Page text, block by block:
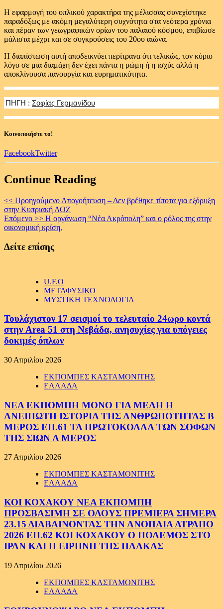
Η εφαρμογή του οπλικού χαρακτήρα της μέλισσας συνεχίστηκε
παραδόξως με ακόμη μεγαλύτερη συχνότητα στα νεότερα χρόνια
και πέραν των γεωγραφικών ορίων του παλαιού κόσμου, επιβίωσε
μάλιστα μέχρι και σε συγκρούσεις του 20ου αιώνα.
Η διαπίστωση αυτή αποδεικνύει περίτρανα ότι τελικώς, τον κύριο
λόγο σε μια διαμάχη δεν έχει πάντα η ρώμη ή η ισχύς αλλά η
αποκλίνουσα πανουργία και ευρηματικότητα.
ΠΗΓΗ : Σοφίας Γερμανίδου
Κοινοποιήστε το!
FacebookTwitter
Continue Reading
<< Προηγούμενο Απογοήτευση – Δεν βρέθηκε τίποτα για εξόρυξη
στην Κυπριακή ΑΟΖ
Επόμενο >> Η οργάνωση “Νέα Ακρόπολη” και ο ρόλος της στην
οικονομική κρίση.
Δείτε επίσης
U.F.O
ΜΕΤΑΦΥΣΙΚΟ
ΜΥΣΤΙΚΗ ΤΕΧΝΟΛΟΓΙΑ
Τουλάχιστον 17 σεισμοί το τελευταίο 24ωρο κοντά
στην Area 51 στη Νεβάδα, ανησυχίες για υπόγειες
δοκιμές όπλων
30 Απριλίου 2026
ΕΚΠΟΜΠΕΣ ΚΑΣΤΑΜΟΝΙΤΗΣ
ΕΛΛΑΔΑ
ΝΕΑ ΕΚΠΟΜΠΗ ΜΟΝΟ ΓΙΑ ΜΕΛΗ Η
ΑΝΕΙΠΩΤΗ ΙΣΤΟΡΙΑ ΤΗΣ ΑΝΘΡΩΠΟΤΗΤΑΣ Β
ΜΕΡΟΣ ΕΠ.61 ΤΑ ΠΡΩΤΟΚΟΛΛΑ ΤΩΝ ΣΟΦΩΝ
ΤΗΣ ΣΙΩΝ Α ΜΕΡΟΣ
27 Απριλίου 2026
ΕΚΠΟΜΠΕΣ ΚΑΣΤΑΜΟΝΙΤΗΣ
ΕΛΛΑΔΑ
ΚΟΙ ΚΟΧΑΚΟΥ ΝΕΑ ΕΚΠΟΜΠΗ
ΠΡΟΣΒΑΣΙΜΗ ΣΕ ΟΛΟΥΣ ΠΡΕΜΙΕΡΑ ΣΗΜΕΡΑ
23.15 ΔΙΑΒΑΙΝΟΝΤΑΣ ΤΗΝ ΑΝΟΠΑΙΑ ΑΤΡΑΠΟ
2026 ΕΠ.62 ΚΟΙ ΚΟΧΑΚΟΥ Ο ΠΟΛΕΜΟΣ ΣΤΟ
ΙΡΑΝ ΚΑΙ Η ΕΙΡΗΝΗ ΤΗΣ ΠΛΑΚΑΣ
19 Απριλίου 2026
ΕΚΠΟΜΠΕΣ ΚΑΣΤΑΜΟΝΙΤΗΣ
ΕΛΛΑΔΑ